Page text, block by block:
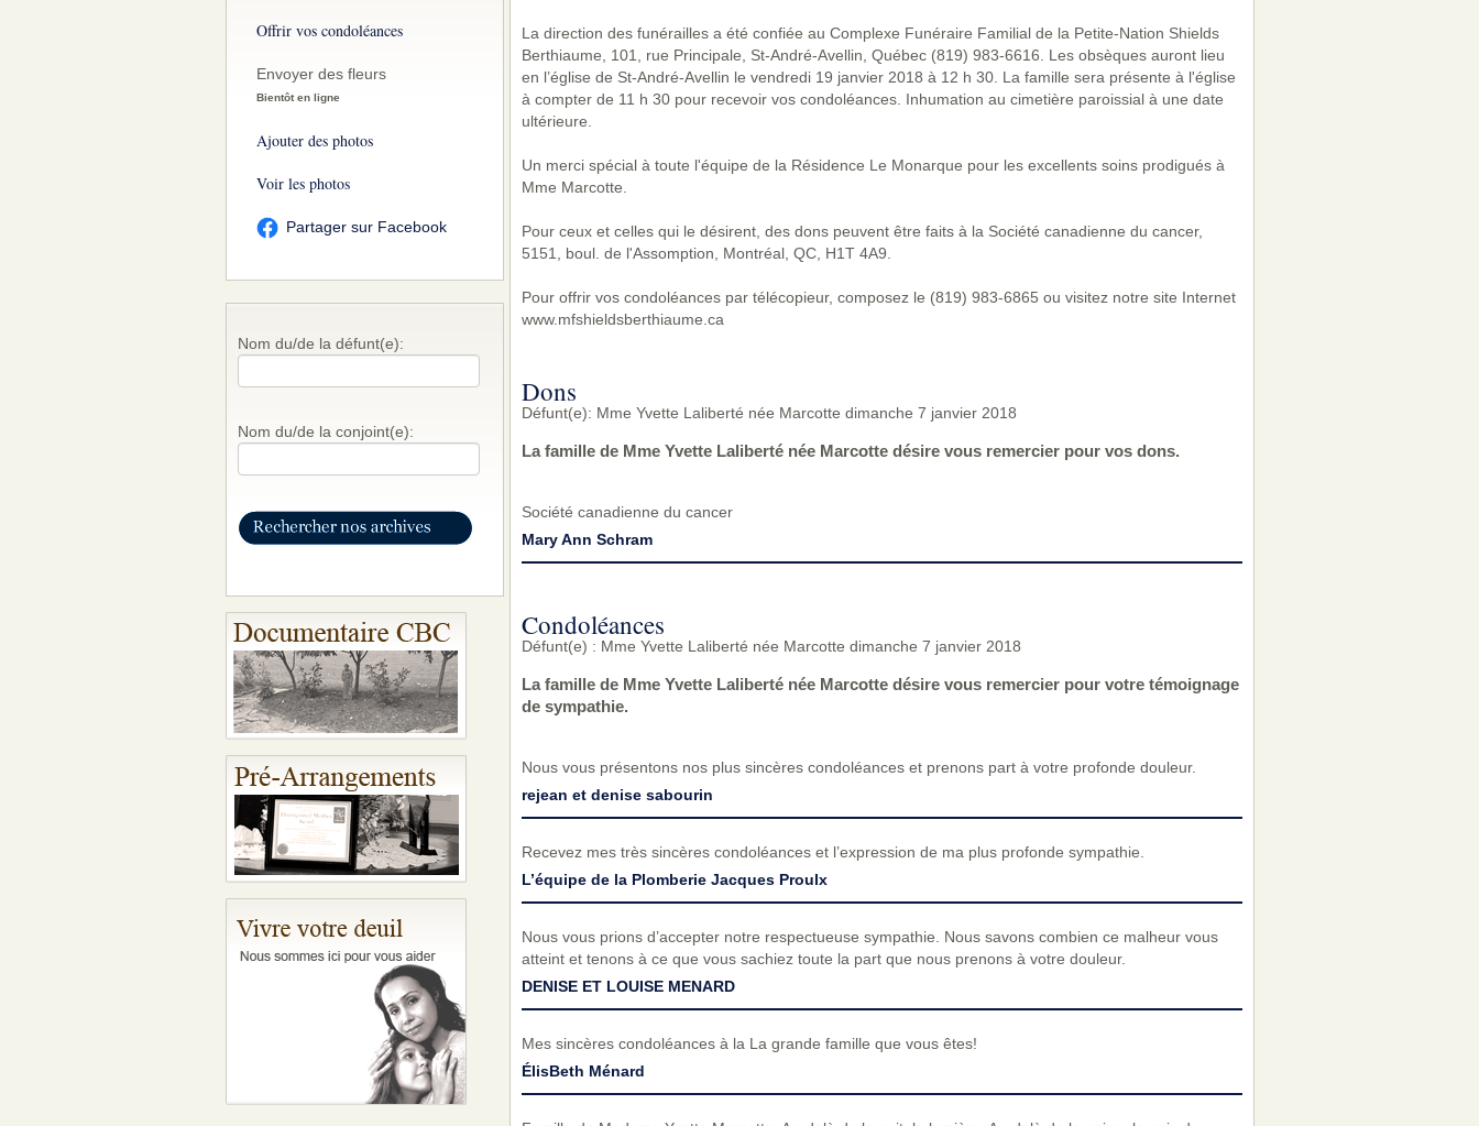
Offrir vos condoléances
Envoyer des fleurs
Bientôt en ligne
Ajouter des photos
Voir les photos
Partager sur Facebook
Nom du/de la défunt(e):
Nom du/de la conjoint(e):
La direction des funérailles a été confiée au Complexe Funéraire Familial de la Petite-Nation Shields
Berthiaume, 101, rue Principale, St-André-Avellin, Québec (819) 983-6616. Les obsèques auront lieu
en l’église de St-André-Avellin le vendredi 19 janvier 2018 à 12 h 30. La famille sera présente à l'église
à compter de 11 h 30 pour recevoir vos condoléances. Inhumation au cimetière paroissial à une date
ultérieure.
Un merci spécial à toute l'équipe de la Résidence Le Monarque pour les excellents soins prodigués à
Mme Marcotte.
Pour ceux et celles qui le désirent, des dons peuvent être faits à la Société canadienne du cancer,
5151, boul. de l'Assomption, Montréal, QC, H1T 4A9.
Pour offrir vos condoléances par télécopieur, composez le (819) 983-6865 ou visitez notre site Internet
www.mfshieldsberthiaume.ca
Dons
Défunt(e): Mme Yvette Laliberté née Marcotte dimanche 7 janvier 2018
La famille de Mme Yvette Laliberté née Marcotte désire vous remercier pour vos dons.
Société canadienne du cancer
Mary Ann Schram
Condoléances
Défunt(e) : Mme Yvette Laliberté née Marcotte dimanche 7 janvier 2018
La famille de Mme Yvette Laliberté née Marcotte désire vous remercier pour votre témoignage
de sympathie.
Nous vous présentons nos plus sincères condoléances et prenons part à votre profonde douleur.
rejean et denise sabourin
Recevez mes très sincères condoléances et l’expression de ma plus profonde sympathie.
L’équipe de la Plomberie Jacques Proulx
Nous vous prions d’accepter notre respectueuse sympathie. Nous savons combien ce malheur vous
atteint et tenons à ce que vous sachiez toute la part que nous prenons à votre douleur.
DENISE ET LOUISE MENARD
Mes sincères condoléances à la La grande famille que vous êtes!
ÉlisBeth Ménard